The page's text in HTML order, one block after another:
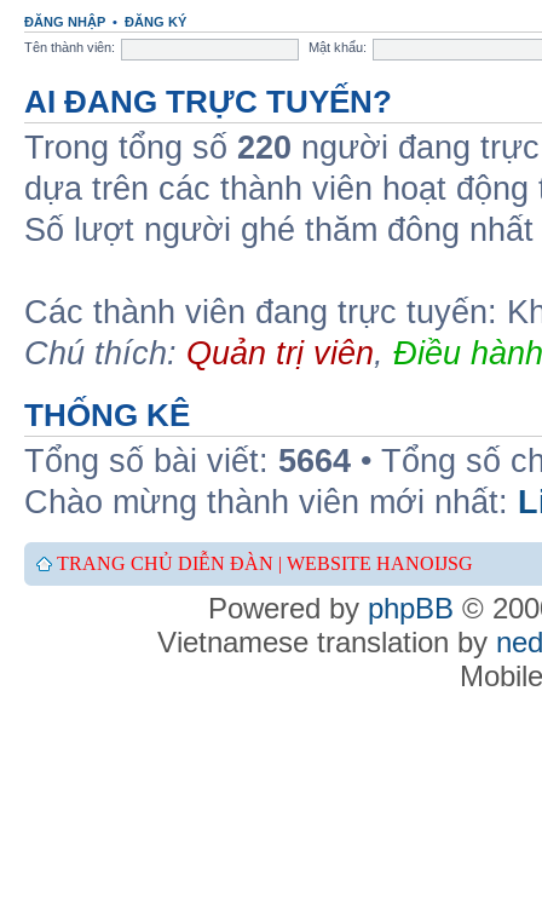
ĐĂNG NHẬP • ĐĂNG KÝ
Tên thành viên:
Mật khẩu:
AI ĐANG TRỰC TUYẾN?
Trong tổng số 220 người đang
dựa trên các thành viên hoạt
Số lượt người ghé thăm đông
Các thành viên đang trực tuyến:
Chú thích: Quản trị viên, Điều
THỐNG KÊ
Tổng số bài viết: 5664 • Tổng số
Chào mừng thành viên mới nhất:
TRANG CHỦ DIỄN ĐÀN | WEBSITE HANOIJSG
Powered by phpBB ©
Vietnamese translation by